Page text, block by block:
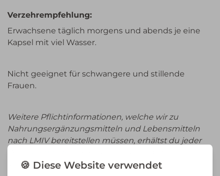
Verzehrempfehlung:
Erwachsene täglich morgens und abends je eine
Kapsel mit viel Wasser.
Nicht geeignet für schwangere und stillende
Frauen.
Weitere Pflichtinformationen, welche wir zu
Nahrungsergänzungsmitteln und Lebensmitteln
nach LMIV bereitstellen müssen, erhältst du jeder
selbstverständlich kostenlos.